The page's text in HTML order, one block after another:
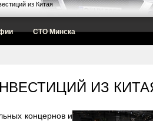
СТО Минска
из Китая
ИЗ
концернов и